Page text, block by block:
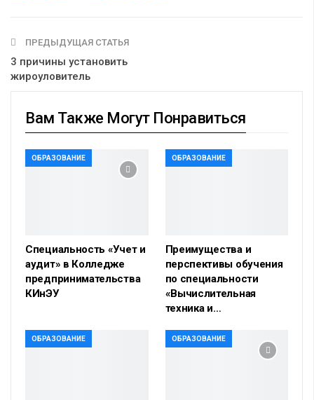
ПРЕДЫДУЩАЯ СТАТЬЯ
3 причины установить
жироуловитель
Вам Также Могут Понравиться
ОБРАЗОВАНИЕ
Специальность «Учет и
аудит» в Колледже
предпринимательства
КИнЭУ
ОБРАЗОВАНИЕ
Преимущества и
перспективы обучения
по специальности
«Вычислительная
техника и…
ОБРАЗОВАНИЕ ОБРАЗОВАНИЕ